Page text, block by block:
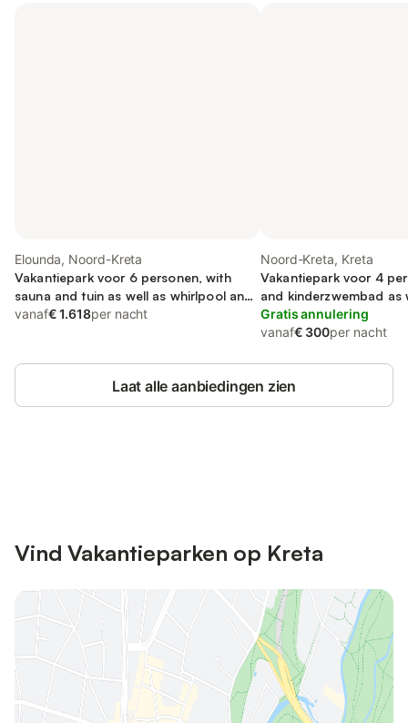
Elounda, Noord-Kreta
Vakantiepark voor 6 personen, with
sauna and tuin as well as whirlpool and
terras
vanaf€ 1.618per nacht
Noord-Kreta, Kreta
Vakantiepark voor 4
and kinderzwembad as
zwembad and sauna
Gratis annulering
vanaf€ 300per nacht
Laat alle aanbiedingen zien
Vind Vakantieparken op Kreta